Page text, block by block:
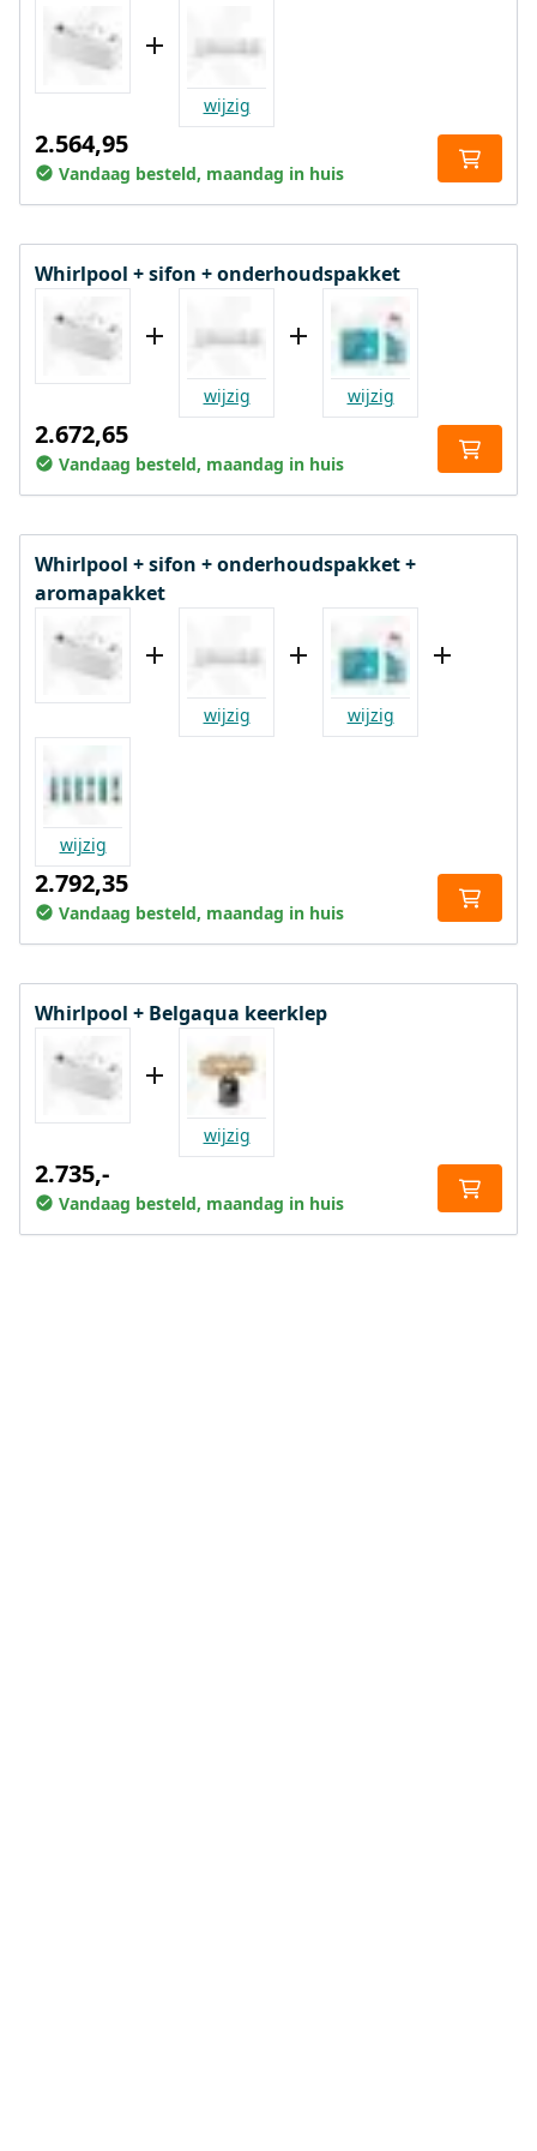
wijzig
2.564,95
Vandaag besteld, maandag in huis
Whirlpool + sifon + onderhoudspakket
wijzig wijzig
2.672,65
Vandaag besteld, maandag in huis
Whirlpool + sifon + onderhoudspakket +
aromapakket
wijzig wijzig
wijzig
2.792,35
Vandaag besteld, maandag in huis
Whirlpool + Belgaqua keerklep
wijzig
2.735,-
Vandaag besteld, maandag in huis